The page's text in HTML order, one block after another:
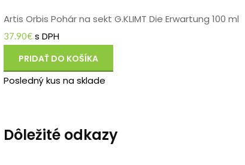
Artis Orbis Pohár na sekt G.KLIMT Die Erwartung 100 ml
37.90€ s DPH
PRIDAŤ DO KOŠÍKA
Posledný kus na sklade
Dôležité odkazy